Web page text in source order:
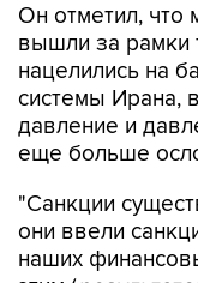
Он отметил, что
вышли за рамки
нацелились на
системы Ирана,
давление и
еще больше
"Санкции
они ввели
наших